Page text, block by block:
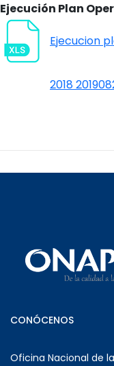
Ejecución Plan
Ejecucion
2018
CONÓCENOS
Oficina Nacional de la